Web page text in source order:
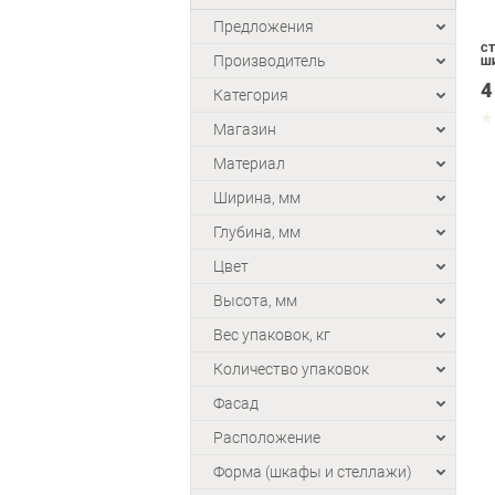
Предложения
Производитель
Категория
Магазин
Материал
Ширина, мм
Глубина, мм
Цвет
Высота, мм
Вес упаковок, кг
Количество упаковок
Фасад
Расположение
Форма (шкафы и стеллажи)